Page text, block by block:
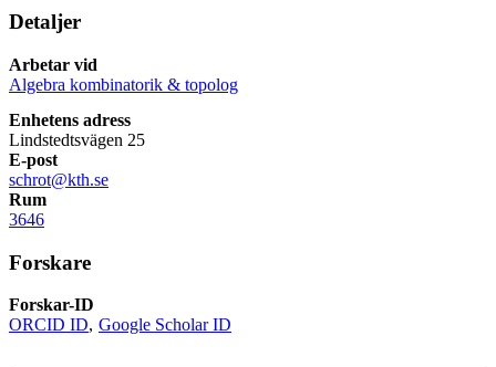
Detaljer
Arbetar vid
Algebra kombinatorik & topolog
Enhetens adress
Lindstedtsvägen 25
E-post
schrot@kth.se
Rum
3646
Forskare
Forskar-ID
ORCID ID Google Scholar ID